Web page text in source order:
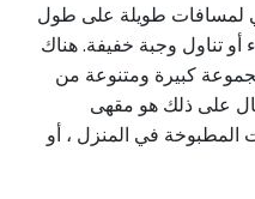
لمسافات طويلة على طول
أو تناول وجبة خفيفة. هناك
كبيرة ومتنوعة من
على ذلك هو مقهى
المطبوخة في المنزل ، أو